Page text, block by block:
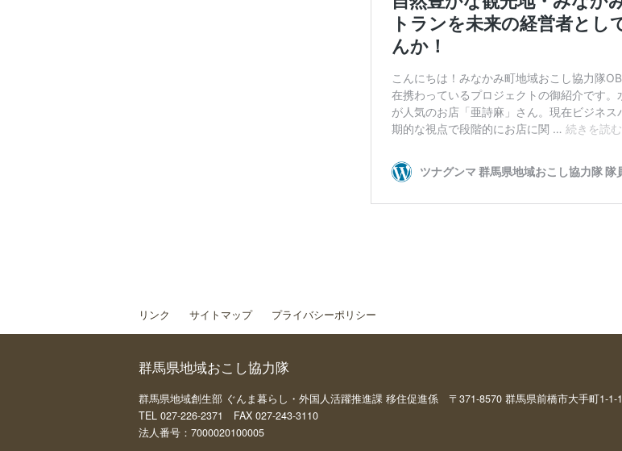
リンク サイトマップ プライバシーポリシー
群馬県地域おこし協力隊
群馬県地域創生部 ぐんま暮らし・外国人活躍推進課 移住促進係 〒371-8570 群馬県前橋市大手町1-1-1
TEL 027-226-2371 FAX 027-243-3110
法人番号：7000020100005